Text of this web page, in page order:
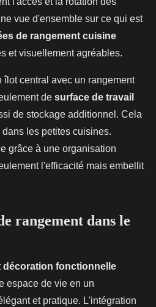
vue d'ensemble sur ce qui est
de rangement cuisine
et visuellement agréables.
îlot central avec un rangement
de surface de travail
de stockage additionnel. Cela
les petites cuisines.
grâce à une organisation
l'efficacité mais embellit
rangement dans le
décoration fonctionnelle
espace de vie en un
et pratique. L'intégration